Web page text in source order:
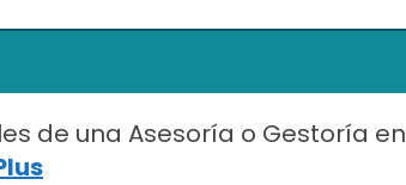
de una Asesoría o Gestoría en